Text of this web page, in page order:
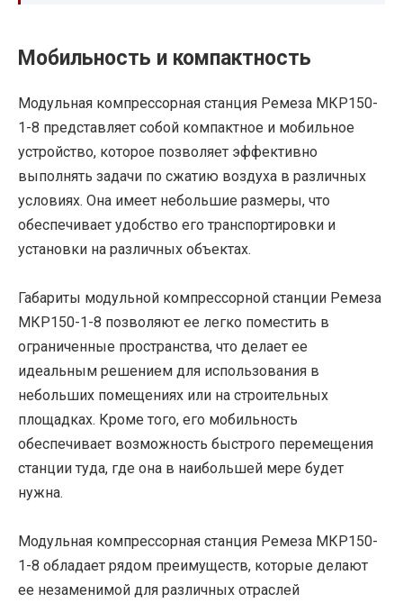
Мобильность и компактность
Модульная компрессорная станция Ремеза МКР150-
1-8 представляет собой компактное и мобильное
устройство, которое позволяет эффективно
выполнять задачи по сжатию воздуха в различных
условиях. Она имеет небольшие размеры, что
обеспечивает удобство его транспортировки и
установки на различных объектах.
Габариты модульной компрессорной станции Ремеза
МКР150-1-8 позволяют ее легко поместить в
ограниченные пространства, что делает ее
идеальным решением для использования в
небольших помещениях или на строительных
площадках. Кроме того, его мобильность
обеспечивает возможность быстрого перемещения
станции туда, где она в наибольшей мере будет
нужна.
Модульная компрессорная станция Ремеза МКР150-
1-8 обладает рядом преимуществ, которые делают
ее незаменимой для различных отраслей